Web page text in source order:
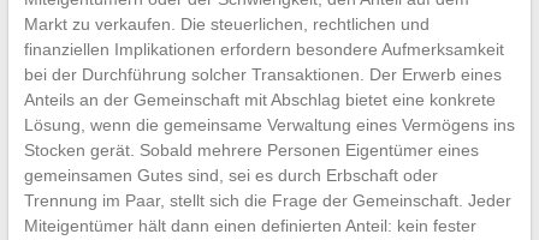
Markt zu verkaufen. Die steuerlichen, rechtlichen und
finanziellen Implikationen erfordern besondere Aufmerksamkeit
bei der Durchführung solcher Transaktionen. Der Erwerb eines
Anteils an der Gemeinschaft mit Abschlag bietet eine konkrete
Lösung, wenn die gemeinsame Verwaltung eines Vermögens ins
Stocken gerät. Sobald mehrere Personen Eigentümer eines
gemeinsamen Gutes sind, sei es durch Erbschaft oder
Trennung im Paar, stellt sich die Frage der Gemeinschaft. Jeder
Miteigentümer hält dann einen definierten Anteil: kein fester